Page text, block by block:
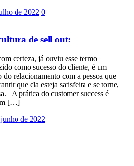
de 2022 0
de sell out:
certeza, já ouviu esse termo
como sucesso do cliente, é um
do relacionamento com a pessoa que
que ela esteja satisfeita e se torne,
A prática do customer success é
[…]
de 2022